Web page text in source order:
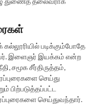
படிக்கும்போதே
இளைஞர் இயக்கம் என்ற
சமூக சீர்திருத்தம்,
செய்து
பிற்படுத்தப்பட்ட
செய்துவந்தார்.